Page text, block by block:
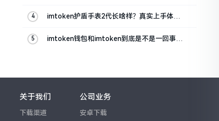
imtoken护盾手表2代长啥样？真实上手体验
imtoken钱包和imtoken到底是不是一回事？
关于我们
下载渠道
公司业务
安卓下载